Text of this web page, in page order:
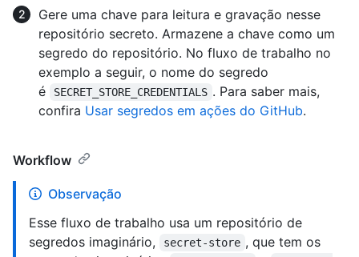
Gere uma chave para leitura e gravação nesse
repositório secreto. Armazene a chave como um
segredo do repositório. No fluxo de trabalho no
exemplo a seguir, o nome do segredo
é
SECRET_STORE_CREDENTIALS . Para saber mais,
confira Usar segredos em ações do GitHub.
Workflow
Observação
Esse fluxo de trabalho usa um repositório de
segredos imaginário,
secret-store , que tem os